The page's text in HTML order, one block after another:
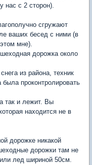
нас с 2 сторон).
сгружают
ваших бесед с ними (в
мне).
дорожка около
из района, техник
проконтролировать
так и лежит. Вы
находится не в
дорожке никакой
дорожки там не
лед шириной 50см.